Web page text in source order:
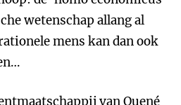
wetenschap allang al
mens kan dan ook
van Quené